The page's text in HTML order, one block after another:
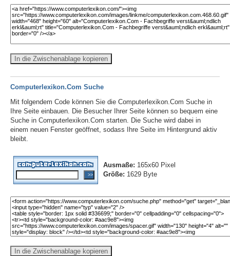
In die Zwischenablage kopieren
Computerlexikon.Com Suche
Mit folgendem Code können Sie die Computerlexikon.Com Suche in
Ihre Seite einbauen. Die Besucher Ihrer Seite können so bequem eine
Suche in Computerlexikon.Com starten. Die Suche wird dabei in
einem neuen Fenster geöffnet, sodass Ihre Seite im Hintergrund aktiv
bleibt.
Ausmaße: 165x60 Pixel
Größe: 1629 Byte
In die Zwischenablage kopieren